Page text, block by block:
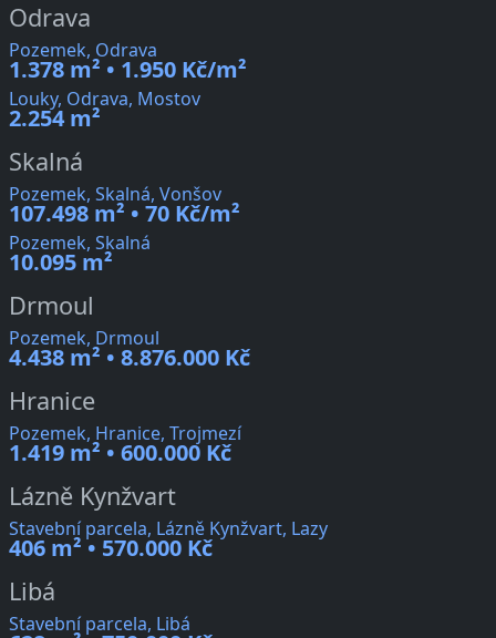
Odrava
Pozemek, Odrava
1.378 m² • 1.950 Kč/m²
Louky, Odrava, Mostov
2.254 m²
Skalná
Pozemek, Skalná, Vonšov
107.498 m² • 70 Kč/m²
Pozemek, Skalná
10.095 m²
Drmoul
Pozemek, Drmoul
4.438 m² • 8.876.000 Kč
Hranice
Pozemek, Hranice, Trojmezí
1.419 m² • 600.000 Kč
Lázně Kynžvart
Stavební parcela, Lázně Kynžvart, Lazy
406 m² • 570.000 Kč
Libá
Stavební parcela, Libá